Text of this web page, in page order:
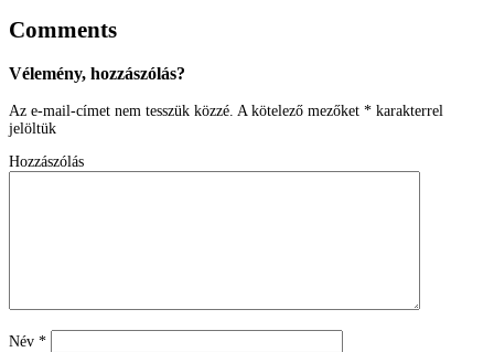
Comments
Vélemény, hozzászólás?
Az e-mail-címet nem tesszük közzé. A kötelező mezőket * karakterrel
jelöltük
Hozzászólás
Név *